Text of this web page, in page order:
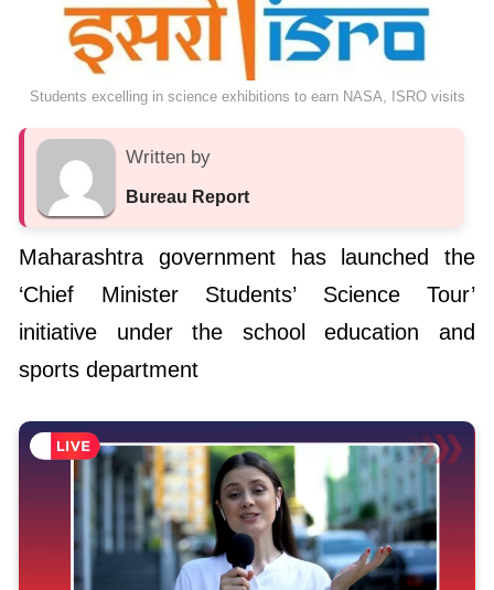
Students excelling in science exhibitions to earn NASA, ISRO visits
Written by
Bureau Report
Maharashtra government has launched the
‘Chief Minister Students’ Science Tour’
initiative under the school education and
sports department